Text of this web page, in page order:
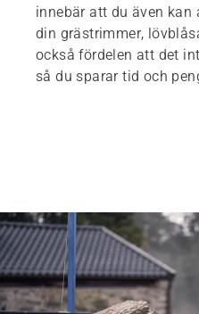
innebär att du även
din grästrimmer,
också fördelen att det
så du sparar tid och